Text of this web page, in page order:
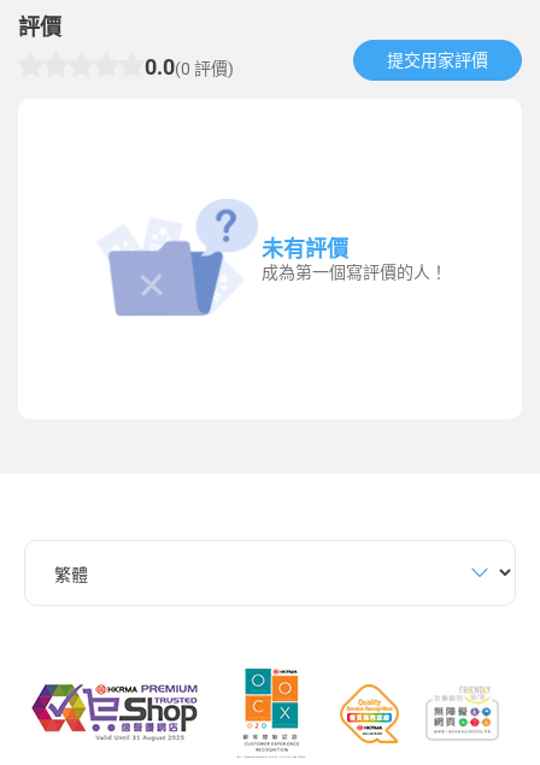
評價
0.0(0 評價) 提交用家評價​
未有評價
成為第一個寫評價的人！